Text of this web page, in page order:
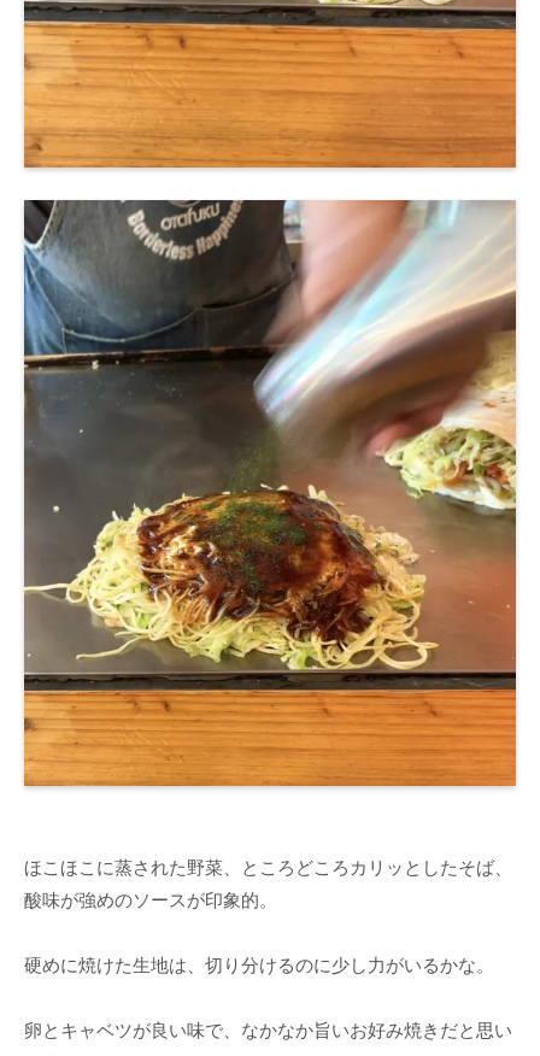
ほこほこに蒸された野菜、ところどころカリッとしたそば、
酸味が強めのソースが印象的。
硬めに焼けた生地は、切り分けるのに少し力がいるかな。
卵とキャベツが良い味で、なかなか旨いお好み焼きだと思い